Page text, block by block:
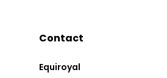
Contact
Equiroyal